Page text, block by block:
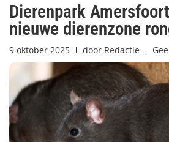
Dierenpark
nieuwe dierenzone
9 oktober 2025 door Redactie